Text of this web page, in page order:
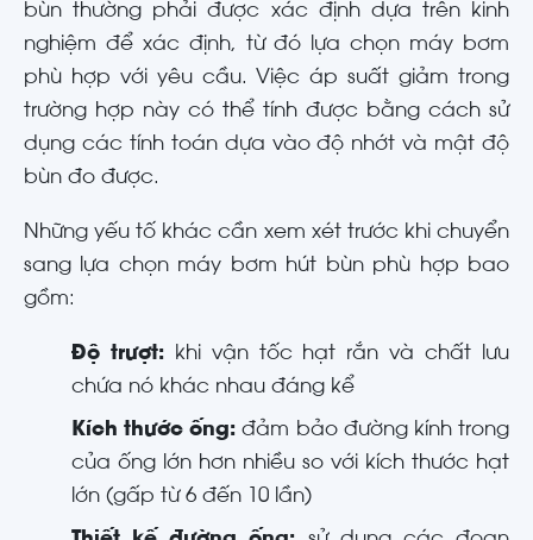
bùn thường phải được xác định dựa trên kinh
nghiệm để xác định, từ đó lựa chọn máy bơm
phù hợp với yêu cầu. Việc áp suất giảm trong
trường hợp này có thể tính được bằng cách sử
dụng các tính toán dựa vào độ nhớt và mật độ
bùn đo được.
Những yếu tố khác cần xem xét trước khi chuyển
sang lựa chọn máy bơm hút bùn phù hợp bao
gồm:
Độ trượt:khi vận tốc hạt rắn và chất lưu
chứa nó khác nhau đáng kể
Kích thước ống: đảm bảo đường kính trong
của ống lớn hơn nhiều so với kích thước hạt
lớn (gấp từ 6 đến 10 lần)